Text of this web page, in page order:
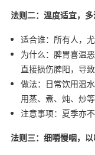
法则二：温度适宜，多
适合谁：所有人，
为什么：脾胃喜温
直接损伤脾阳，导
做法：日常饮用温
用蒸、煮、炖、炒等
注意事项：夏季亦不
法则三：细嚼慢咽，以